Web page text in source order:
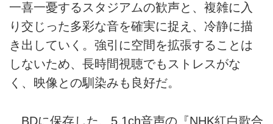
一喜一憂するスタジアムの歓声と、複雑に入
り交じった多彩な音を確実に捉え、冷静に描
き出していく。強引に空間を拡張することは
しないため、長時間視聴でもストレスがな
く、映像との馴染みも良好だ。
BDに保存した、5.1ch音声の『NHK紅白歌合